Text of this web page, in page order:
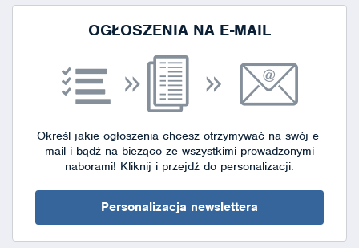
OGŁOSZENIA NA E-MAIL
Określ jakie ogłoszenia chcesz otrzymywać na swój e-
mail i bądź na bieżąco ze wszystkimi prowadzonymi
naborami! Kliknij i przejdź do personalizacji.
Personalizacja newslettera